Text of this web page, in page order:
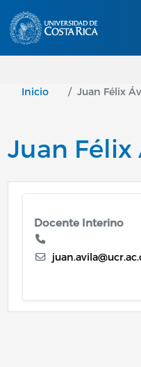
Inicio Juan Félix
Juan Félix
Docente Interino